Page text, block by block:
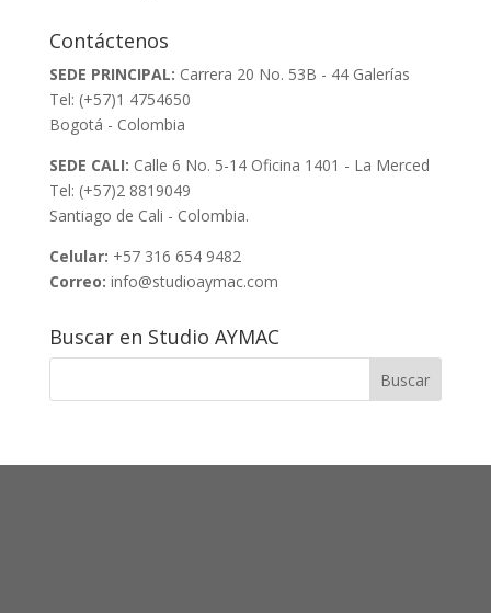
Contáctenos
SEDE PRINCIPAL: Carrera 20 No. 53B - 44 Galerías
Tel: (+57)1 4754650
Bogotá - Colombia
SEDE CALI: Calle 6 No. 5-14 Oficina 1401 - La Merced
Tel: (+57)2 8819049
Santiago de Cali - Colombia.
Celular: +57 316 654 9482
Correo: info@studioaymac.com
Buscar en Studio AYMAC